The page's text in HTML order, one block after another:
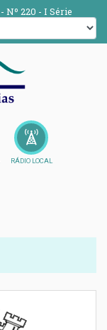
Nº 220 - I Série
RÁDIO LOCAL